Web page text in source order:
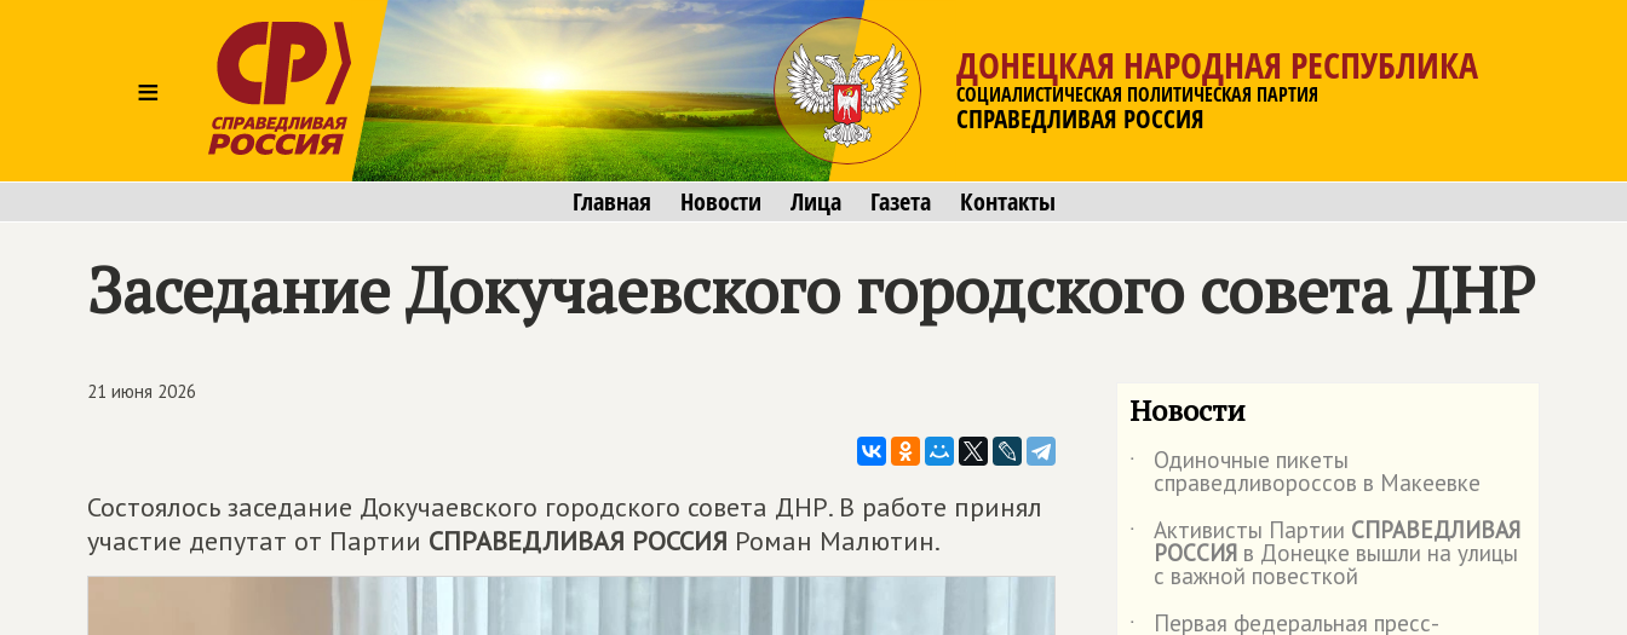
≡
ДОНЕЦКАЯ НАРОДНАЯ РЕСПУБЛИКА
СОЦИАЛИСТИЧЕСКАЯ ПОЛИТИЧЕСКАЯ ПАРТИЯ
СПРАВЕДЛИВАЯ РОССИЯ
Главная Новости Лица Газета Контакты
Заседание Докучаевского городского совета ДНР
21 июня 2026
Состоялось заседание Докучаевского городского совета ДНР. В работе принял
участие депутат от Партии СПРАВЕДЛИВАЯ РОССИЯ Роман Малютин.
Новости
˙ Одиночные пикеты
справедливороссов в Макеевке
˙
Активисты Партии СПРАВЕДЛИВАЯ
РОССИЯ в Донецке вышли на улицы
с важной повесткой
˙
Первая федеральная пресс-